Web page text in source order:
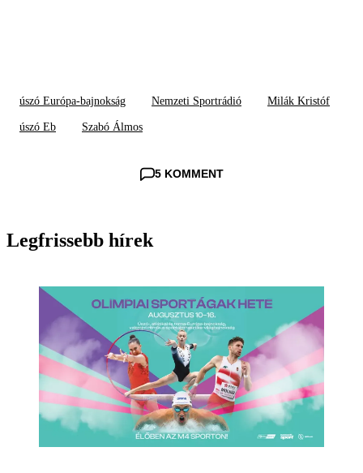
úszó Európa-bajnokság Nemzeti Sportrádió Milák Kristóf
úszó Eb Szabó Álmos
5 KOMMENT
Legfrissebb hírek